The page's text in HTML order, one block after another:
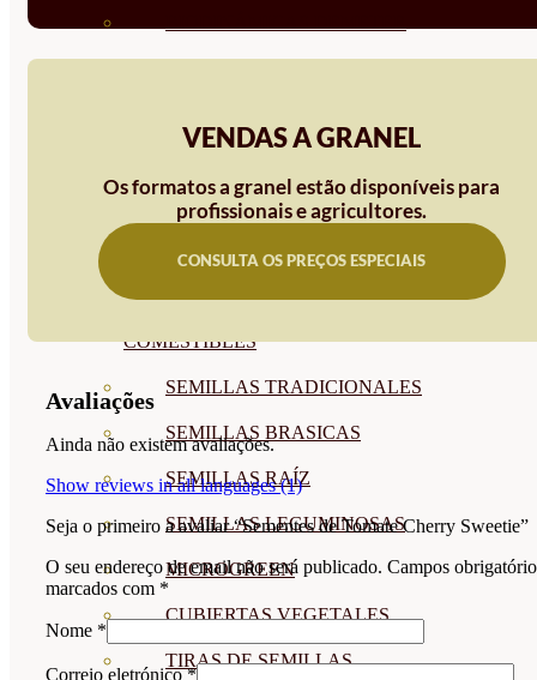
SEMILLAS AROMÁTICAS
SEMILLAS FLORES
SEMILLAS FLORES
COMESTIBLES
SEMILLAS TRADICIONALES
SEMILLAS BRASICAS
SEMILLAS RAÍZ
SEMILLAS LEGUMINOSAS
MICROGREEN
CUBIERTAS VEGETALES
TIRAS DE SEMILLAS
VENDAS A GRANEL
Os formatos a granel estão disponíveis para
profissionais e agricultores.
CONSULTA OS PREÇOS ESPECIAIS
Avaliações
Ainda não existem avaliações.
Show reviews in all languages (1)
Seja o primeiro a avaliar “Sementes de Tomate Cherry Sweetie”
O seu endereço de email não será publicado. Campos
marcados com *
Nome *
Correio eletrónico*